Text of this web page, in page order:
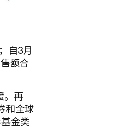
自3月
额合
。再
和全球
金类